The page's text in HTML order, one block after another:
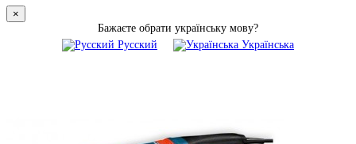
×
Бажаєте обрати українську мову?
Русский
Українська